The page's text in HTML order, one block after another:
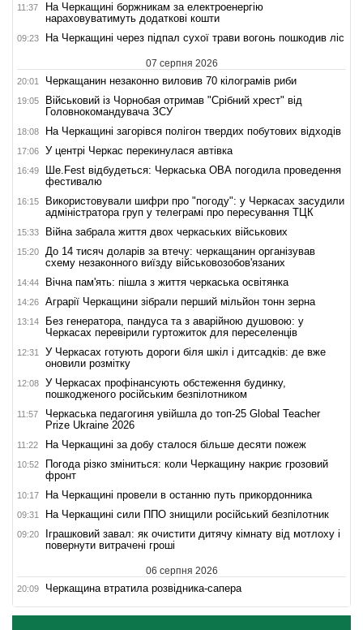
11:37
На Черкащині боржникам за електроенергію
нараховуватимуть додаткові кошти
09:23 На Черкащині через підпал сухої трави вогонь пошкодив ліс
07 серпня 2026
20:01 Черкащанин незаконно виловив 70 кілограмів риби
19:05
Військовий із Чорнобая отримав "Срібний хрест" від
Головнокомандувача ЗСУ
18:08 На Черкащині загорівся полігон твердих побутових відходів
17:06 У центрі Черкас перекинулася автівка
16:49
Ше.Fest відбудеться: Черкаська ОВА погодила проведення
фестивалю
16:15
Використовували шифри про "погоду": у Черкасах засудили
адміністратора груп у телеграмі про пересування ТЦК
15:33 Війна забрала життя двох черкаських військових
15:20
До 14 тисяч доларів за втечу: черкащанин організував
схему незаконного виїзду військовозобов'язаних
14:44 Вічна пам'ять: пішла з життя черкаська освітянка
14:26 Аграрії Черкащини зібрали перший мільйон тонн зерна
13:14
Без генератора, пандуса та з аварійною душовою: у
Черкасах перевірили гуртожиток для переселенців
12:31
У Черкасах готують дороги біля шкіл і дитсадків: де вже
оновили розмітку
12:08
У Черкасах профінансують обстеження будинку,
пошкодженого російським безпілотником
11:57
Черкаська педагогиня увійшла до топ-25 Global Teacher
Prize Ukraine 2026
11:22 На Черкащині за добу сталося більше десяти пожеж
10:52
Погода різко зміниться: коли Черкащину накриє грозовий
фронт
10:17 На Черкащині провели в останню путь прикордонника
09:31 На Черкащині сили ППО знищили російський безпілотник
09:20
Іграшковий завал: як очистити дитячу кімнату від мотлоху і
повернути витрачені гроші
06 серпня 2026
20:09 Черкащина втратила розвідника-сапера